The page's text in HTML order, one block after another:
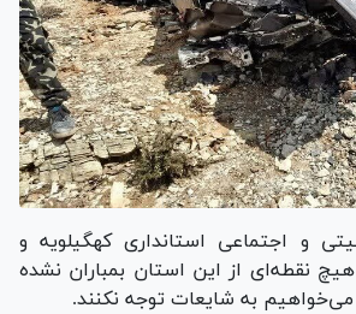
و اجتماعی استانداری کهگیلویه و
هیچ نقطه‌ای از این استان بمباران نشده
به شایعات توجه نکنند.